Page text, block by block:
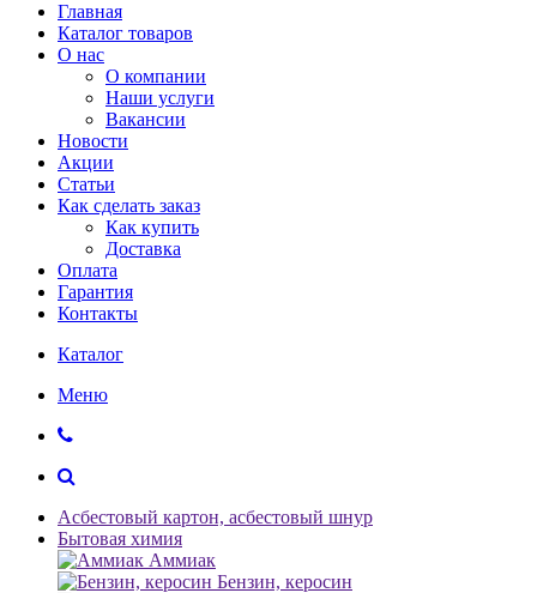
Главная
Каталог товаров
О нас
О компании
Наши услуги
Вакансии
Новости
Акции
Статьи
Как сделать заказ
Как купить
Доставка
Оплата
Гарантия
Контакты
Каталог
Меню
Асбестовый картон, асбестовый шнур
Бытовая химия
Аммиак
Бензин, керосин